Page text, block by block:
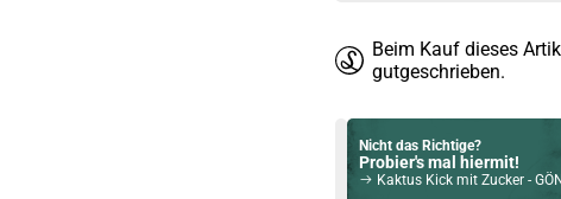
Beim Kauf dieses
gutgeschrieben.
Nicht das Richtige?
Probier's mal hiermit!
Kaktus Kick mit Zucker - GÖNRGY Energy Drink by